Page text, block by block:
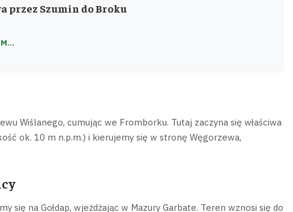
przez Szumin do Broku
Wiślanego, cumując we Fromborku. Tutaj zaczyna się właściwa
ok. 10 m n.p.m.) i kierujemy się w stronę Węgorzewa,
na Gołdap, wjeżdżając w Mazury Garbate. Teren wznosi się do